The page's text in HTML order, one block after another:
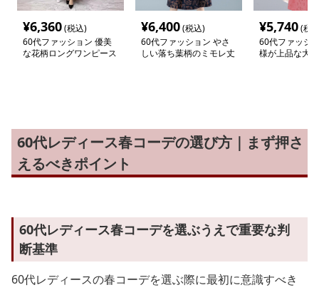
¥6,360(税込)
60代ファッション 優美
な花柄ロングワンピース
¥6,400(税込)
60代ファッション やさ
しい落ち葉柄のミモレ丈
¥5,740(税
60代ファッシ
様が上品な大
60代レディース春コーデの選び方｜まず押さ
えるべきポイント
60代レディース春コーデを選ぶうえで重要な判
断基準
60代レディースの春コーデを選ぶ際に最初に意識すべき